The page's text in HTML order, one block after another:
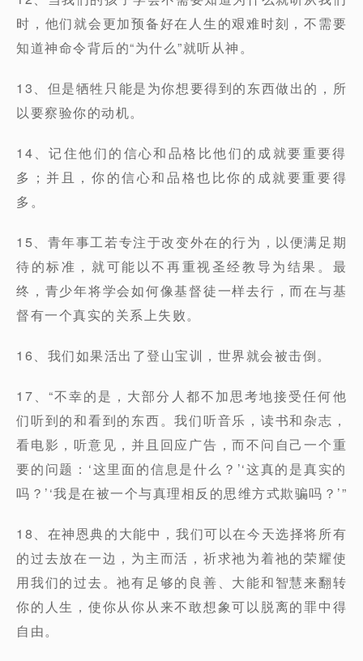
时，他们就会更加预备好在人生的艰难时刻，不需要
知道神命令背后的“为什么”就听从神。
13、但是牺牲只能是为你想要得到的东西做出的，所
以要察验你的动机。
14、记住他们的信心和品格比他们的成就要重要得
多；并且，你的信心和品格也比你的成就要重要得
多。
15、青年事工若专注于改变外在的行为，以便满足期
待的标准，就可能以不再重视圣经教导为结果。最
终，青少年将学会如何像基督徒一样去行，而在与基
督有一个真实的关系上失败。
16、我们如果活出了登山宝训，世界就会被击倒。
17、“不幸的是，大部分人都不加思考地接受任何他
们听到的和看到的东西。我们听音乐，读书和杂志，
看电影，听意见，并且回应广告，而不问自己一个重
要的问题：‘这里面的信息是什么？’‘这真的是真实的
吗？’‘我是在被一个与真理相反的思维方式欺骗吗？’”
18、在神恩典的大能中，我们可以在今天选择将所有
的过去放在一边，为主而活，祈求祂为着祂的荣耀使
用我们的过去。祂有足够的良善、大能和智慧来翻转
你的人生，使你从你从来不敢想象可以脱离的罪中得
自由。